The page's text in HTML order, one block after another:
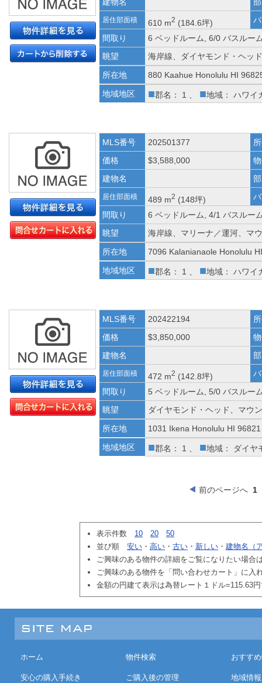
居住部面積 610 m2 (184.6坪)
間取り
6 ベッドルーム, 6/0 バスルー
眺望
海岸線、ダイヤモンド・ヘッ
所在地
880 Kaahue Honolulu HI
地域地区
■郡名： 1 、 ■地域： ハワイ
MLS番号 202501377
価格
$3,588,000
建物名
居住部面積 489 m2 (148坪)
間取り
6 ベッドルーム, 4/1 バスルー
眺望
海岸線、マリーナ／運河、マ
所在地
7096 Kalanianaole Honolulu
地域地区
■郡名： 1 、 ■地域： ハワイ
MLS番号 202422194
価格
$3,850,000
建物名
居住部面積 472 m2 (142.8坪)
間取り
5 ベッドルーム, 5/0 バスルー
眺望
ダイヤモンド・ヘッド、マウ
所在地
1031 Ikena Honolulu HI 96821
地域地区
■郡名： 1 、 ■地域： ダイヤ
前のページへ 1
表示件数 10 20
50
並び順 安い ・ 高い ・ 古い ・ 新しい ・ 建物名（
ご興味のある物件の詳細をご覧になりたい場合
ご興味のある物件を「問い合わせカート」に入
金額の円建て表示は為替レート１ドル=115.63
ホーム 物件検索 おすす
安心の購入手続き ご購入後の管理 地域情報